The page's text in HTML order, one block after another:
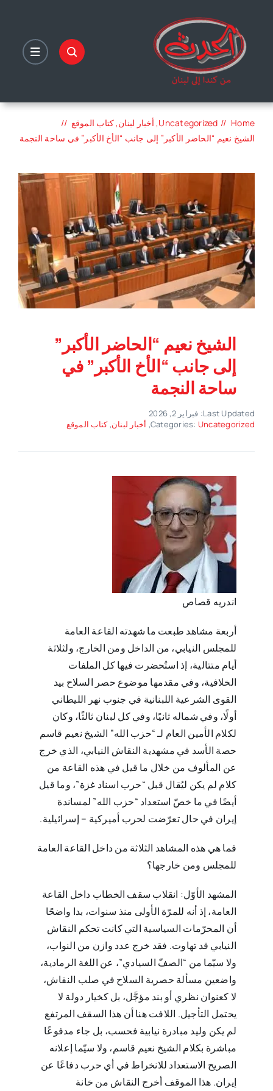
content
Home
Uncategorized أخبار لبنان كتاب الموقع
الشيخ نعيم “الحاضر الأكبر” إلى جانب “الأخ الأكبر” في ساحة النجمة
الشيخ نعيم “الحاضر الأكبر”
إلى جانب “الأخ الأكبر” في
ساحة النجمة
Last Updated: فبراير 2, 2026
Categories: Uncategorized
, أخبار لبنان,كتاب الموقع
اندريه قصاص
أربعة مشاهد طبعت ما شهدته القاعة العامة
للمجلس النيابي، من الداخل ومن الخارج، ولثلاثة
أيام متتالية، إذ استُحضرت فيها كل الملفات
الخلافية، وفي مقدمها موضوع حصر السلاح بيد
القوى الشرعية اللبنانية في جنوب نهر الليطاني
أولًا، وفي شماله ثانيًا، وفي كل لبنان ثالثًا، وكان
لكلام الأمين العام لـ “حزب الله” الشيخ نعيم قاسم
حصة الأسد في مشهدية النقاش النيابي، الذي خرج
عن المألوف من خلال ما قيل في هذه القاعة من
كلام لم يكن ليُقال قبل “حرب اسناد غزة”، وما قيل
أيضًا في ما خصّ استعداد “حزب الله” لمساندة
إيران في حال تعرّضت لحرب أميركية – إسرائيلية.
فما هي هذه المشاهد الثلاثة من داخل القاعة العامة
للمجلس ومن خارجها؟
المشهد الأوّل: انقلاب سقف الخطاب داخل القاعة
العامة، إذ أنه للمرّة الأولى منذ سنوات، بدا واضحًا
أن المحرّمات السياسية التي كانت تحكم النقاش
النيابي قد تهاوت. فقد خرج عدد وازن من النواب،
ولا سيّما من “الصفّ السيادي”، عن اللغة الرمادية،
واضعين مسألة حصرية السلاح في صلب النقاش،
لا كعنوان نظري أو بند مؤجَّل، بل كخيار دولة لا
يحتمل التأجيل. اللافت هنا أن هذا السقف المرتفع
لم يكن وليد مبادرة نيابية فحسب، بل جاء مدفوعًا
مباشرة بكلام الشيخ نعيم قاسم، ولا سيّما إعلانه
الصريح الاستعداد للانخراط في أي حرب دفاعًا عن
إيران. هذا الموقف أخرج النقاش من خانة